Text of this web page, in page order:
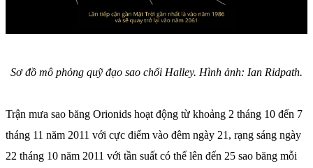
Sơ đồ mô phỏng quỹ đạo sao chổi Halley. Hình ảnh: Ian Ridpath.
Trận mưa sao băng Orionids hoạt động từ khoảng 2 tháng 10 đến 7
tháng 11 năm 2011 với cực điểm vào đêm ngày 21, rạng sáng ngày
22 tháng 10 năm 2011 với tần suất có thể lên đến 25 sao băng mỗi